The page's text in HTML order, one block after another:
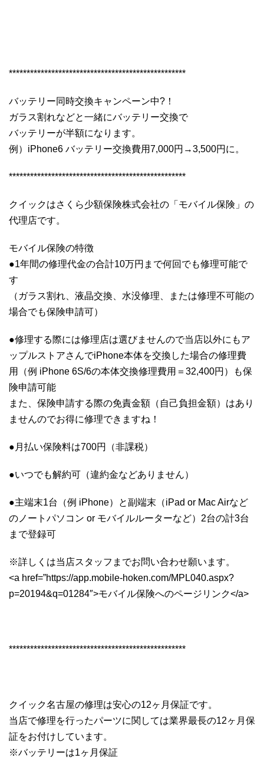
**************************************************
バッテリー同時交換キャンペーン中?！
ガラス割れなどと一緒にバッテリー交換で
バッテリーが半額になります。
例）iPhone6 バッテリー交換費用7,000円→3,500円に。
**************************************************
クイックはさくら少額保険株式会社の「モバイル保険」の
代理店です。
モバイル保険の特徴
●1年間の修理代金の合計10万円まで何回でも修理可能で
す
（ガラス割れ、液晶交換、水没修理、または修理不可能の
場合でも保険申請可）
●修理する際には修理店は選びませんので当店以外にもア
ップルストアさんでiPhone本体を交換した場合の修理費
用（例 iPhone 6S/6の本体交換修理費用＝32,400円）も保
険申請可能
また、保険申請する際の免責金額（自己負担金額）はあり
ませんのでお得に修理できますね！
●月払い保険料は700円（非課税）
●いつでも解約可（違約金などありません）
●主端末1台（例 iPhone）と副端末（iPad or Mac Airなど
のノートパソコン or モバイルルーターなど）2台の計3台
まで登録可
※詳しくは当店スタッフまでお問い合わせ願います。
<a href=”https://app.mobile-hoken.com/MPL040.aspx?
p=20194&q=01284″>モバイル保険へのページリンク</a>
**************************************************
クイック名古屋の修理は安心の12ヶ月保証です。
当店で修理を行ったパーツに関しては業界最長の12ヶ月保
証をお付けしています。
※バッテリーは1ヶ月保証